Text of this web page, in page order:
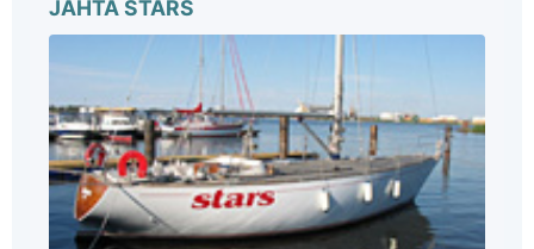
JAHTA STARS